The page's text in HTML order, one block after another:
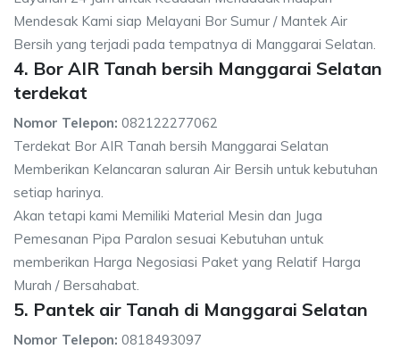
Mendesak Kami siap Melayani Bor Sumur / Mantek Air
Bersih yang terjadi pada tempatnya di Manggarai Selatan.
4. Bor AIR Tanah bersih Manggarai Selatan
terdekat
Nomor Telepon: 082122277062
Terdekat Bor AIR Tanah bersih Manggarai Selatan
Memberikan Kelancaran saluran Air Bersih untuk kebutuhan
setiap harinya.
Akan tetapi kami Memiliki Material Mesin dan Juga
Pemesanan Pipa Paralon sesuai Kebutuhan untuk
memberikan Harga Negosiasi Paket yang Relatif Harga
Murah / Bersahabat.
5. Pantek air Tanah di Manggarai Selatan
Nomor Telepon: 0818493097